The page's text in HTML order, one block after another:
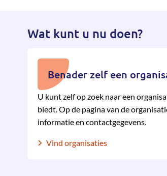
Wat kunt u nu doen?
Benader zelf een
U kunt zelf op zoek naar een
biedt. Op de pagina van de
informatie en contactgegevens.
Vind organisaties